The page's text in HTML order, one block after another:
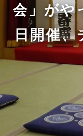
会」がや
日開催